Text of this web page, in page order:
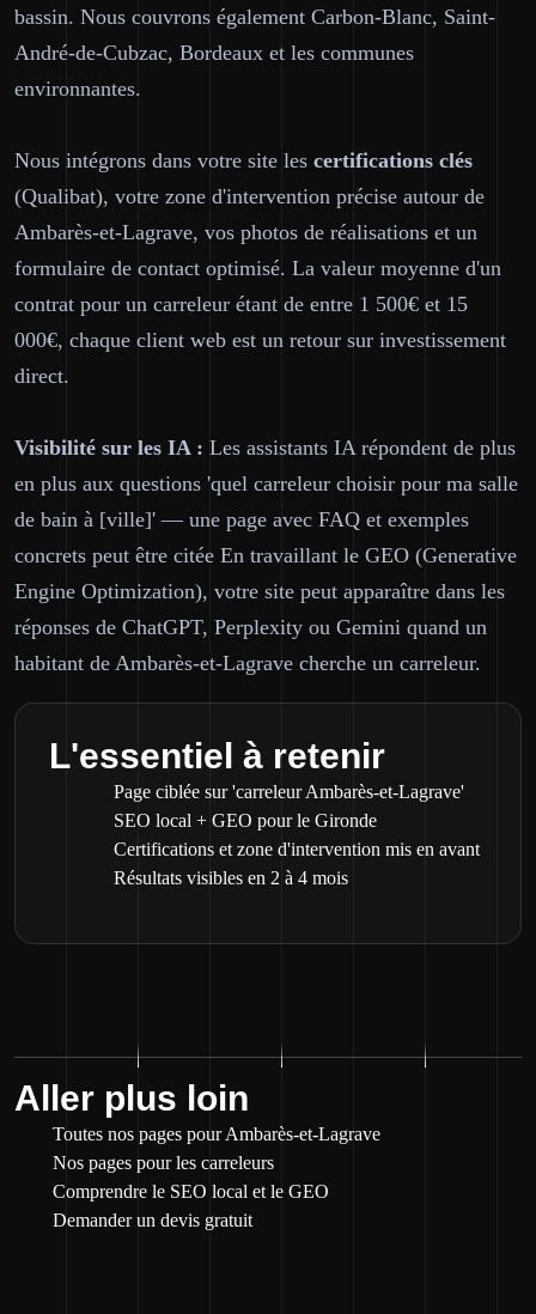
bassin. Nous couvrons également Carbon-Blanc, Saint-
André-de-Cubzac, Bordeaux et les communes
environnantes.
Nous intégrons dans votre site les certifications clés
(Qualibat), votre zone d'intervention précise autour de
Ambarès-et-Lagrave, vos photos de réalisations et un
formulaire de contact optimisé. La valeur moyenne d'un
contrat pour un carreleur étant de entre 1 500€ et 15
000€, chaque client web est un retour sur investissement
direct.
Visibilité sur les IA : Les assistants IA répondent de plus
en plus aux questions 'quel carreleur choisir pour ma salle
de bain à [ville]' — une page avec FAQ et exemples
concrets peut être citée En travaillant le GEO (Generative
Engine Optimization), votre site peut apparaître dans les
réponses de ChatGPT, Perplexity ou Gemini quand un
habitant de Ambarès-et-Lagrave cherche un carreleur.
L'essentiel à retenir
Page ciblée sur 'carreleur Ambarès-et-Lagrave'
SEO local + GEO pour le Gironde
Certifications et zone d'intervention mis en avant
Résultats visibles en 2 à 4 mois
Aller plus loin
Toutes nos pages pour Ambarès-et-Lagrave
Nos pages pour les carreleurs
Comprendre le SEO local et le GEO
Demander un devis gratuit